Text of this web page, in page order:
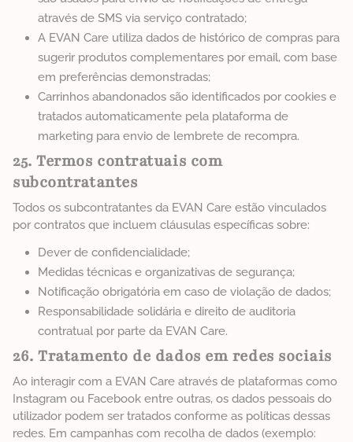
através de SMS via serviço contratado;
A EVAN Care utiliza dados de histórico de compras para
sugerir produtos complementares por email, com base
em preferências demonstradas;
Carrinhos abandonados são identificados por cookies e
tratados automaticamente pela plataforma de
marketing para envio de lembrete de recompra.
25. Termos contratuais com
subcontratantes
Todos os subcontratantes da EVAN Care estão vinculados
por contratos que incluem cláusulas específicas sobre:
Dever de confidencialidade;
Medidas técnicas e organizativas de segurança;
Notificação obrigatória em caso de violação de dados;
Responsabilidade solidária e direito de auditoria
contratual por parte da EVAN Care.
26. Tratamento de dados em redes sociais
Ao interagir com a EVAN Care através de plataformas como
Instagram ou Facebook entre outras, os dados pessoais do
utilizador podem ser tratados conforme as políticas dessas
redes. Em campanhas com recolha de dados (exemplo: